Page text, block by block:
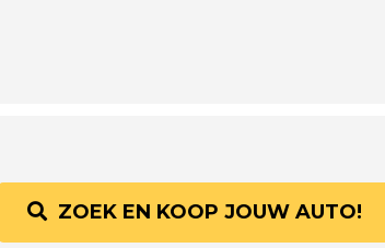
ZOEK EN KOOP JOUW AUTO!